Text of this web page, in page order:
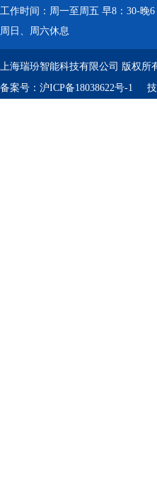
工作时间：周一至周五 早8：30-晚6
周日、周六休息
上海瑞玢智能科技有限公司 版权所
备案号： 沪ICP备18038622号-1 技